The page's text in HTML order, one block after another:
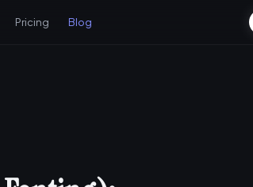
Pricing Blog